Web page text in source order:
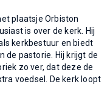
plaatsje Orbiston
is over de kerk. Hij
kerkbestuur en biedt
de pastorie. Hij krijgt de
zo ver, dat deze de
voedsel. De kerk loopt